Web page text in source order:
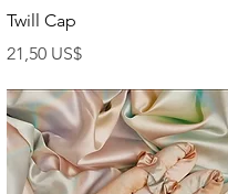
Twill Cap
Precio
21,50 US$